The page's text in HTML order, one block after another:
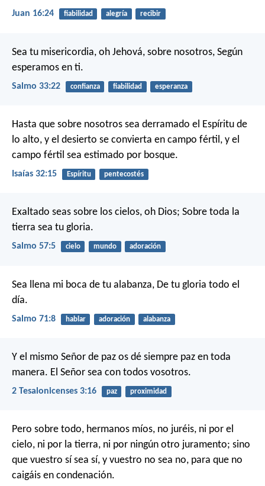
Juan 16:24 fiabilidad alegría recibir
Sea tu misericordia, oh Jehová, sobre nosotros, Según
esperamos en ti.
Salmo 33:22 confianza fiabilidad esperanza
Hasta que sobre nosotros sea derramado el Espíritu de
lo alto, y el desierto se convierta en campo fértil, y el
campo fértil sea estimado por bosque.
Isaías 32:15 Espíritu pentecostés
Exaltado seas sobre los cielos, oh Dios; Sobre toda la
tierra sea tu gloria.
Salmo 57:5 cielo mundo adoración
Sea llena mi boca de tu alabanza, De tu gloria todo el
día.
Salmo 71:8 hablar adoración alabanza
Y el mismo Señor de paz os dé siempre paz en toda
manera. El Señor sea con todos vosotros.
2 Tesalonicenses 3:16 paz proximidad
Pero sobre todo, hermanos míos, no juréis, ni por el
cielo, ni por la tierra, ni por ningún otro juramento; sino
que vuestro sí sea sí, y vuestro no sea no, para que no
caigáis en condenación.